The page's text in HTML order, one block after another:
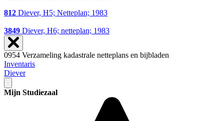
812 Diever, H5; Netteplan; 1983
3849 Diever, H6; netteplan; 1983
0954 Verzameling kadastrale netteplans en bijbladen
Inventaris
Diever
Mijn Studiezaal